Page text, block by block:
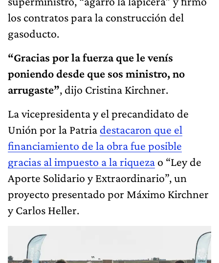
los contratos para la construcción del
gasoducto.
“Gracias por la fuerza que le venís
poniendo desde que sos ministro, no
arrugaste”, dijo Cristina Kirchner.
La vicepresidenta y el precandidato de
Unión por la Patria destacaron que el
financiamiento de la obra fue posible
gracias al impuesto a la riqueza o “Ley de
Aporte Solidario y Extraordinario”, un
proyecto presentado por Máximo Kirchner
y Carlos Heller.